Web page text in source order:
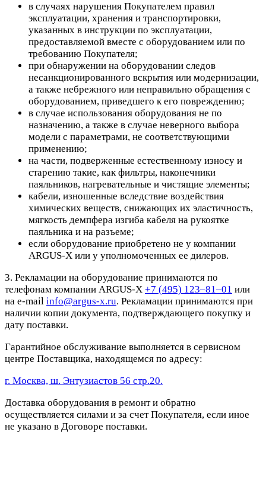
в случаях нарушения Покупателем правил
эксплуатации, хранения и транспортировки,
указанных в инструкции по эксплуатации,
предоставляемой вместе с оборудованием или по
требованию Покупателя;
при обнаружении на оборудовании следов
несанкционированного вскрытия или модернизации,
а также небрежного или неправильно обращения с
оборудованием, приведшего к его повреждению;
в случае использования оборудования не по
назначению, а также в случае неверного выбора
модели с параметрами, не соответствующими
применению;
на части, подверженные естественному износу и
старению такие, как фильтры, наконечники
паяльников, нагревательные и чистящие элементы;
кабели, изношенные вследствие воздействия
химических веществ, снижающих их эластичность,
мягкость демпфера изгиба кабеля на рукоятке
паяльника и на разъеме;
если оборудование приобретено не у компании
ARGUS-X или у уполномоченных ее дилеров.
3. Рекламации на оборудование принимаются по
телефонам компании ARGUS-X +7 (495) 123–81–01 или
на e-mail info@argus-x.ru. Рекламации принимаются при
наличии копии документа, подтверждающего покупку и
дату поставки.
Гарантийное обслуживание выполняется в сервисном
центре Поставщика, находящемся по адресу:
г. Москва, ш. Энтузиастов 56 стр.20.
Доставка оборудования в ремонт и обратно
осуществляется силами и за счет Покупателя, если иное
не указано в Договоре поставки.